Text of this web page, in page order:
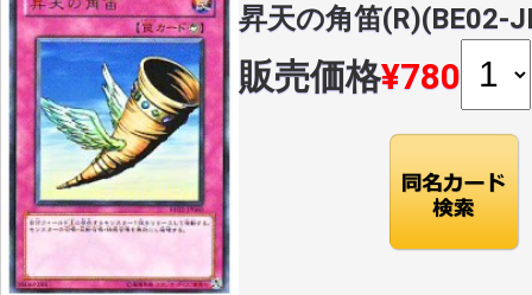
昇天の角笛(R)(BE02-
販売価格¥780